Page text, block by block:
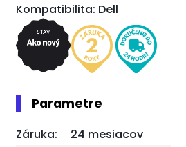
Kompatibilita: Dell
Parametre
Záruka:
24 mesiacov